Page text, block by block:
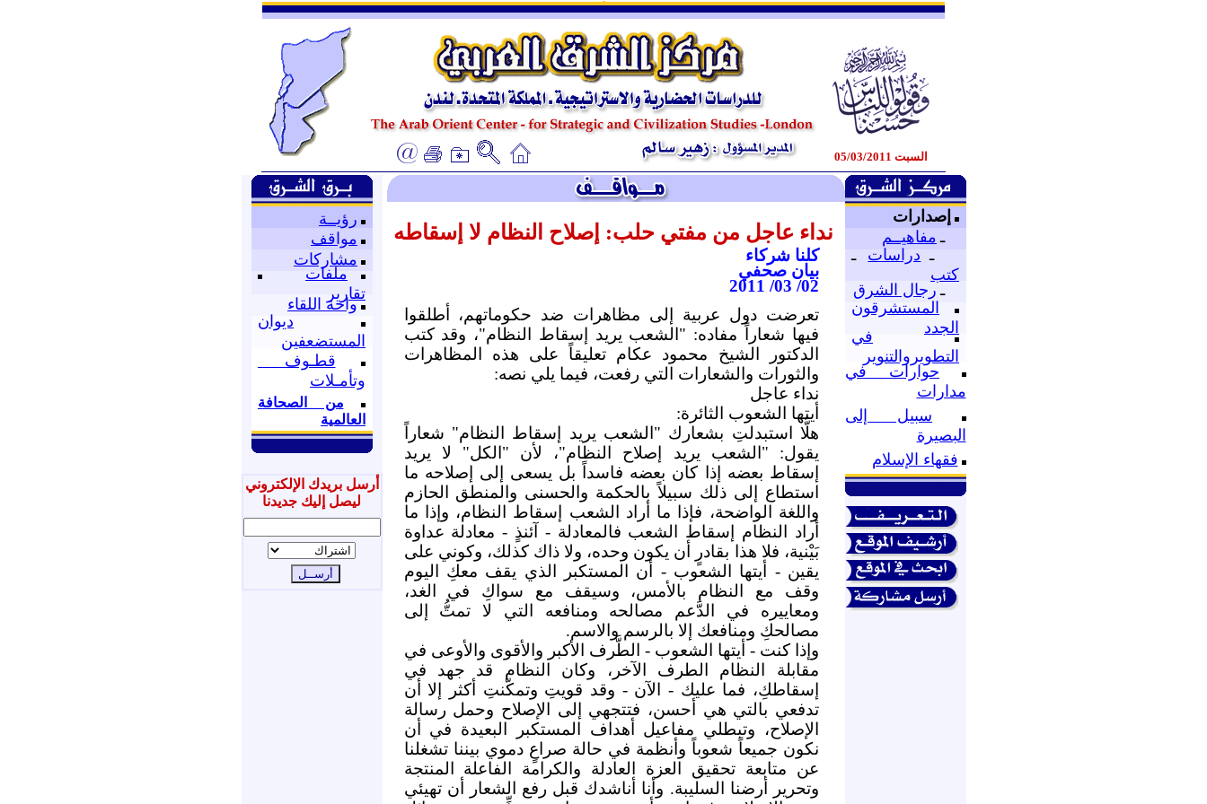
ـ
ـ
السبت 05/03/2011
رؤيــة
مواقف
مشاركات
ملفات
تقارير
واحة اللقاء
ديوان
المستضعفين
قطـوف
وتأمـلات
من الصحافة
العالمية
أرسل بريدك الإلكتروني
ليصل إليك جديدنا
إصدارات
ـ مفاهيــم
ـ دراسات
ـ
كتب
ـ رجال الشرق
المستشرقون
الجدد
في
التطويروالتنوير
حوارات في
مدارات
سبيل إلى
البصيرة
فقهاء الإسلام
نداء عاجل من مفتي حلب: إصلاح النظام لا إسقاطه
كلنا شركاء
بيان صحفي
02/ 03/ 2011
تعرضت دول عربية إلى مظاهرات ضد حكوماتهم، أطلقوا
فيها شعاراً مفاده: "الشعب يريد إسقاط النظام"، وقد كتب
الدكتور الشيخ محمود عكام تعليقاً على هذه المظاهرات
والثورات والشعارات التي رفعت، فيما يلي نصه:
نداء عاجل
أيتها الشعوب الثائرة:
هلَّا استبدلتِ بشعارك "الشعب يريد إسقاط النظام" شعاراً
يقول: "الشعب يريد إصلاح النظام"، لأن "الكل" لا يريد
إسقاط بعضه إذا كان بعضه فاسداً بل يسعى إلى إصلاحه ما
استطاع إلى ذلك سبيلاً بالحكمة والحسنى والمنطق الحازم
واللغة الواضحة، فإذا ما أراد الشعب إسقاط النظام، وإذا ما
أراد النظام إسقاط الشعب فالمعادلة - آئنذٍ - معادلة عداوة
بَيْنية، فلا هذا بقادرٍ أن يكون وحده، ولا ذاك كذلك، وكوني على
يقين - أيتها الشعوب - أن المستكبر الذي يقف معكِ اليوم
وقف مع النظام بالأمس، وسيقف مع سواكِ في الغد،
ومعاييره في الدَّعم مصالحه ومنافعه التي لا تمتُّ إلى
مصالحكِ ومنافعك إلا بالرسم والاسم.
وإذا كنت - أيتها الشعوب - الطَّرف الأكبر والأقوى والأوعى في
مقابلة النظام الطرف الآخر، وكان النظام قد جهد في
إسقاطكِ، فما عليك - الآن - وقد قويتِ وتمكّنتِ أكثر إلا أن
تدفعي بالتي هي أحسن، فتتجهي إلى الإصلاح وحمل رسالة
الإصلاح، وتبطلي مفاعيل أهداف المستكبر البعيدة في أن
نكون جميعاً شعوباً وأنظمة في حالة صراعٍ دموي بيننا تشغلنا
عن متابعة تحقيق العزة العادلة والكرامة الفاعلة المنتجة
وتحرير أرضنا السليبة. وأنا أناشدك قبل رفع الشعار أن تهيئي